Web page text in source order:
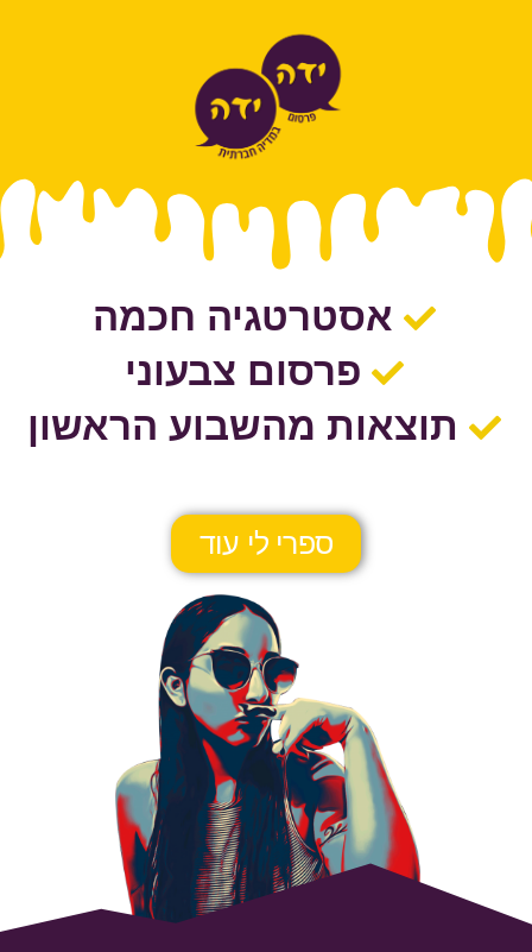
אסטרטגיה חכמה
פרסום צבעוני
תוצאות מהשבוע הראשון
ספרי לי עוד